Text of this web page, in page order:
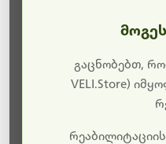
ბოდიშს გიხდით
მიმდინარეობს
მალე ისევ
გაცნობებთ,
VELI.Store)